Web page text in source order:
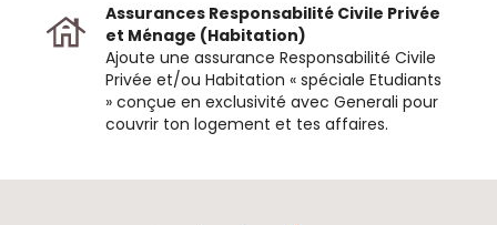
Assurances Responsabilité Civile Privée
et Ménage (Habitation)
Ajoute une assurance Responsabilité Civile
Privée et/ou Habitation « spéciale Etudiants
» conçue en exclusivité avec Generali pour
couvrir ton logement et tes affaires.